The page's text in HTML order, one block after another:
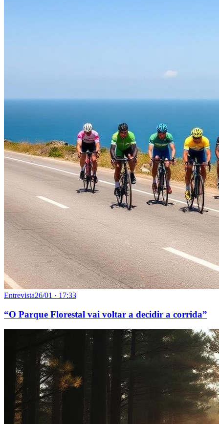
Entrevista26/01 · 17:33
“O Parque Florestal vai voltar a decidir a corrida”